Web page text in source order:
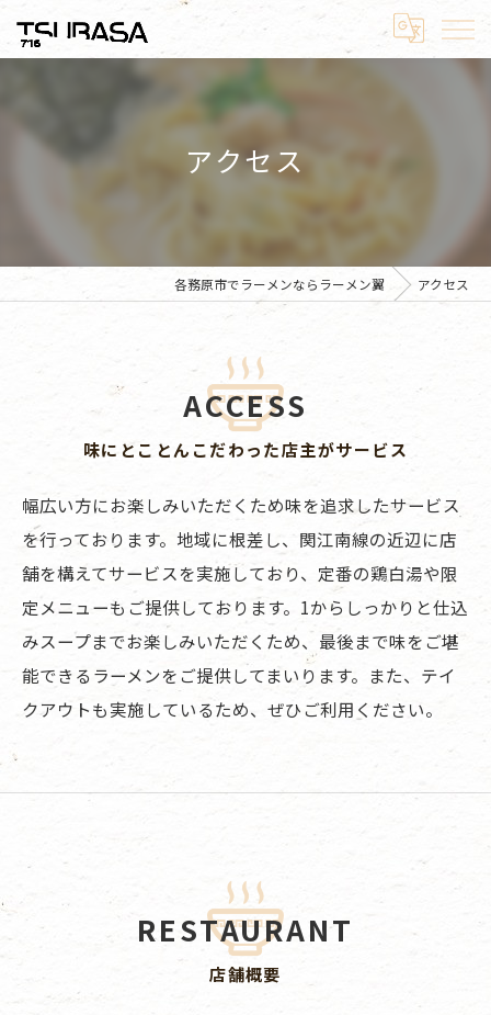
アクセス
各務原市でラーメンならラーメン翼 アクセス
味にとことんこだわった店主がサービス
ACCESS
幅広い方にお楽しみいただくため味を追求したサービス
を行っております。地域に根差し、関江南線の近辺に店
舗を構えてサービスを実施しており、定番の鶏白湯や限
定メニューもご提供しております。1からしっかりと仕込
みスープまでお楽しみいただくため、最後まで味をご堪
能できるラーメンをご提供してまいります。また、テイ
クアウトも実施しているため、ぜひご利用ください。
店舗概要
RESTAURANT